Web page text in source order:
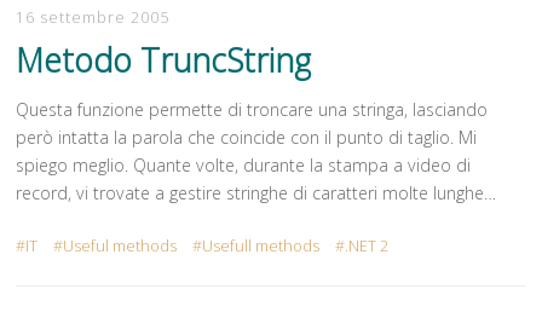
16 settembre 2005
Metodo TruncString
Questa funzione permette di troncare una stringa, lasciando
però intatta la parola che coincide con il punto di taglio. Mi
spiego meglio. Quante volte, durante la stampa a video di
record, vi trovate a gestire stringhe di caratteri molte lunghe…
IT Useful methods Usefull methods .NET 2